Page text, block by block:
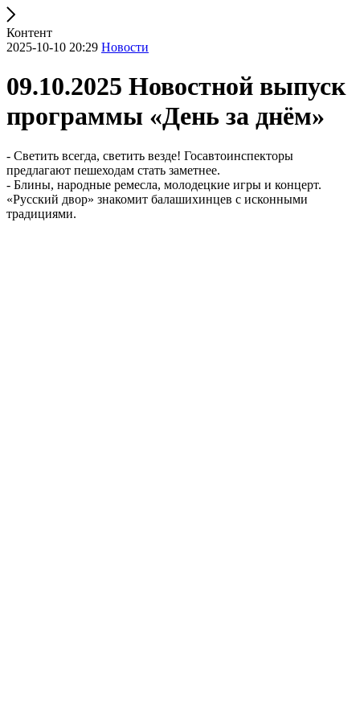
Контент
2025-10-10 20:29 Новости
09.10.2025 Новостной выпуск
программы «День за днём»
- Светить всегда, светить везде! Госавтоинспекторы
предлагают пешеходам стать заметнее.
- Блины, народные ремесла, молодецкие игры и концерт.
«Русский двор» знакомит балашихинцев с исконными
традициями.